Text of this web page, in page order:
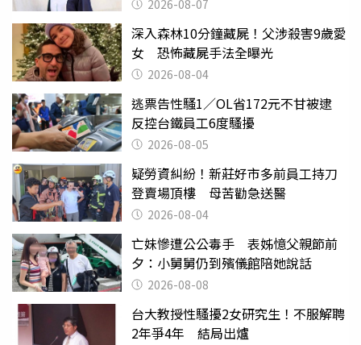
2026-08-07
深入森林10分鐘藏屍！父涉殺害9歲愛
女 恐怖藏屍手法全曝光
2026-08-04
逃票告性騷1／OL省172元不甘被逮
反控台鐵員工6度騷擾
2026-08-05
疑勞資糾紛！新莊好市多前員工持刀
登賣場頂樓 母苦勸急送醫
2026-08-04
亡妹慘遭公公毒手 表姊憶父親節前
夕：小舅舅仍到殯儀館陪她說話
2026-08-08
台大教授性騷擾2女研究生！不服解聘
2年爭4年 結局出爐